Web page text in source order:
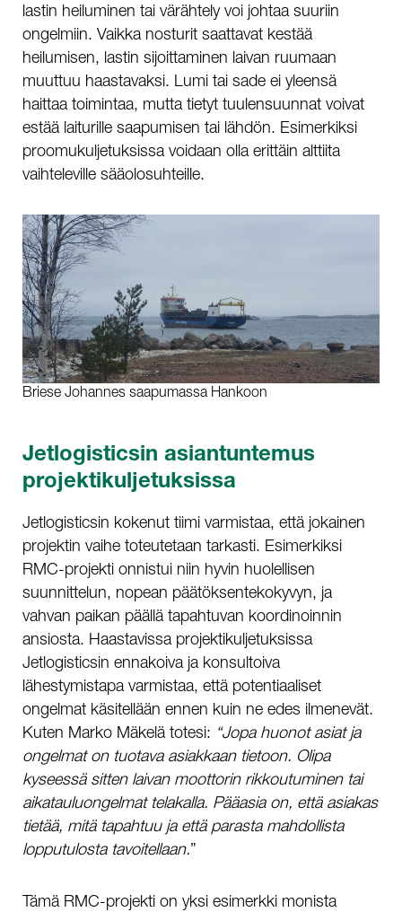
lastin heiluminen tai värähtely voi johtaa suuriin
ongelmiin. Vaikka nosturit saattavat kestää
heilumisen, lastin sijoittaminen laivan ruumaan
muuttuu haastavaksi. Lumi tai sade ei yleensä
haittaa toimintaa, mutta tietyt tuulensuunnat voivat
estää laiturille saapumisen tai lähdön. Esimerkiksi
proomukuljetuksissa voidaan olla erittäin alttiita
vaihteleville sääolosuhteille.
Briese Johannes saapumassa Hankoon
Jetlogisticsin asiantuntemus
projektikuljetuksissa
Jetlogisticsin kokenut tiimi varmistaa, että jokainen
projektin vaihe toteutetaan tarkasti. Esimerkiksi
RMC-projekti onnistui niin hyvin huolellisen
suunnittelun, nopean päätöksentekokyvyn, ja
vahvan paikan päällä tapahtuvan koordinoinnin
ansiosta. Haastavissa projektikuljetuksissa
Jetlogisticsin ennakoiva ja konsultoiva
lähestymistapa varmistaa, että potentiaaliset
ongelmat käsitellään ennen kuin ne edes ilmenevät.
Kuten Marko Mäkelä totesi: “Jopa huonot asiat ja
ongelmat on tuotava asiakkaan tietoon. Olipa
kyseessä sitten laivan moottorin rikkoutuminen tai
aikatauluongelmat telakalla. Pääasia on, että asiakas
tietää, mitä tapahtuu ja että parasta mahdollista
lopputulosta tavoitellaan.”
Tämä RMC-projekti on yksi esimerkki monista